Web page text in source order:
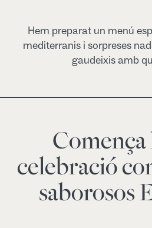
Hem preparat un menú
mediterranis i sorpreses
gaudeixis amb
Comença
celebració
saborosos